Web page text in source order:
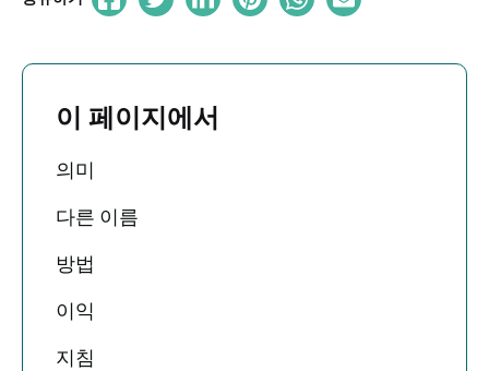
이 페이지에서
의미
다른 이름
방법
이익
지침